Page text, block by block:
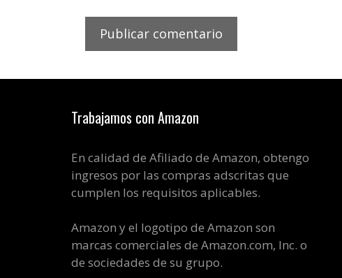
Trabajamos con Amazon
En calidad de Afiliado de Amazon, obtengo
ingresos por las compras adscritas que
cumplen los requisitos aplicables.
Amazon y el logotipo de Amazon son
marcas comerciales de Amazon.com, Inc. o
de sociedades de su grupo.